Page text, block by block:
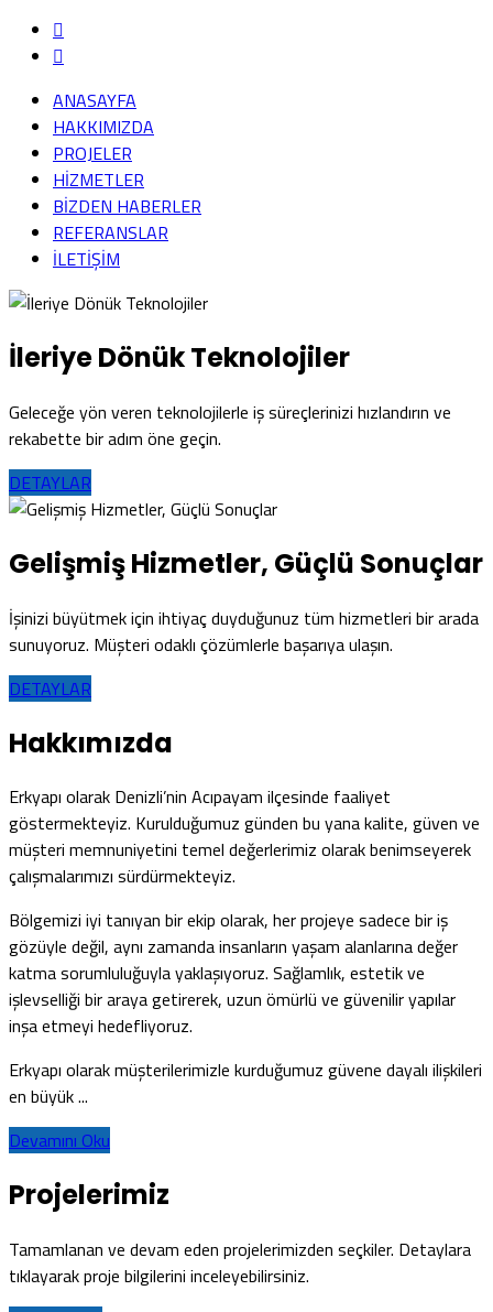
ANASAYFA
HAKKIMIZDA
PROJELER
HİZMETLER
BİZDEN HABERLER
REFERANSLAR
İLETİŞİM
İleriye Dönük Teknolojiler
Geleceğe yön veren teknolojilerle iş süreçlerinizi hızlandırın ve
rekabette bir adım öne geçin.
DETAYLAR
Gelişmiş Hizmetler, Güçlü Sonuçlar
İşinizi büyütmek için ihtiyaç duyduğunuz tüm hizmetleri bir arada
sunuyoruz. Müşteri odaklı çözümlerle başarıya ulaşın.
DETAYLAR
Hakkımızda
Erkyapı olarak Denizli’nin Acıpayam ilçesinde faaliyet
göstermekteyiz. Kurulduğumuz günden bu yana kalite, güven ve
müşteri memnuniyetini temel değerlerimiz olarak benimseyerek
çalışmalarımızı sürdürmekteyiz.
Bölgemizi iyi tanıyan bir ekip olarak, her projeye sadece bir iş
gözüyle değil, aynı zamanda insanların yaşam alanlarına değer
katma sorumluluğuyla yaklaşıyoruz. Sağlamlık, estetik ve
işlevselliği bir araya getirerek, uzun ömürlü ve güvenilir yapılar
inşa etmeyi hedefliyoruz.
Erkyapı olarak müşterilerimizle kurduğumuz güvene dayalı ilişkileri
en büyük ...
Devamını Oku
Projelerimiz
Tamamlanan ve devam eden projelerimizden seçkiler. Detaylara
tıklayarak proje bilgilerini inceleyebilirsiniz.